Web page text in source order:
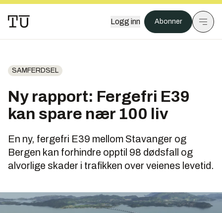
Logg inn Abonner
SAMFERDSEL
Ny rapport: Fergefri E39
kan spare nær 100 liv
En ny, fergefri E39 mellom Stavanger og
Bergen kan forhindre opptil 98 dødsfall og
alvorlige skader i trafikken over veienes levetid.